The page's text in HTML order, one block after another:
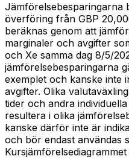
Jämförelsebesparingarna
överföring från GBP
beräknas genom att
marginaler och avgifter
och Xe samma dag 8/5/
jämförelsebesparingarna
exemplet och kanske inte
avgifter. Olika
tider och andra
resultera i olika
kanske därför inte är
och bör endast användas